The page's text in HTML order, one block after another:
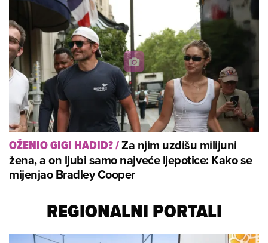
OŽENIO GIGI HADID?/Za njim uzdišu milijuni
žena, a on ljubi samo najveće ljepotice: Kako se
mijenjao Bradley Cooper
REGIONALNI PORTALI